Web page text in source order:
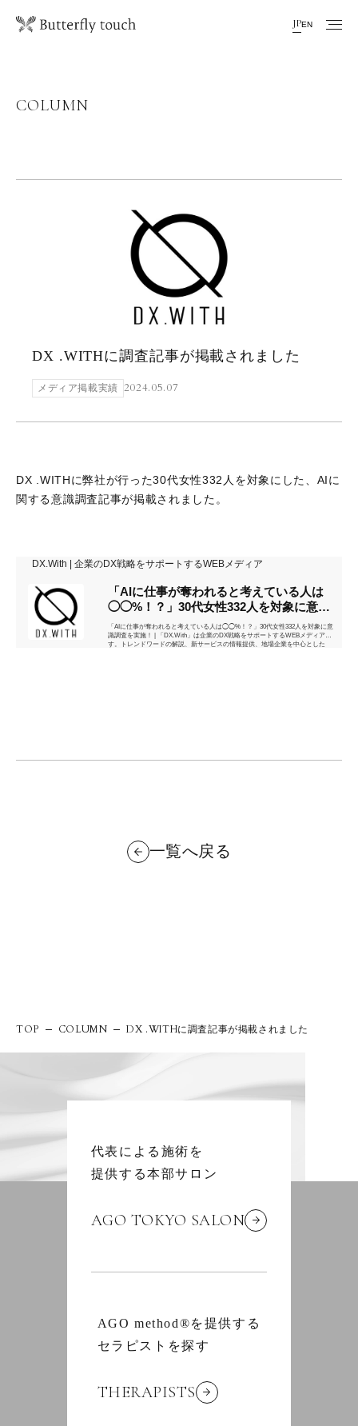
EN
JP
COLUMN
DX .WITHに調査記事が掲載されました
メディア掲載実績 2024.05.07
DX .WITHに弊社が行った30代女性332人を対象にした、AIに
関する意識調査記事が掲載されました。
DX.With | 企業のDX戦略をサポートするWEBメディア
「AIに仕事が奪われると考えている人は
◯◯%！？」30代女性332人を対象に意識
調査を...
「AIに仕事が奪われると考えている人は◯◯%！？」30代女性332人を対象に意
識調査を実施！ | 「DX.With」は企業のDX戦略をサポートするWEBメディアで
す。トレンドワードの解説、新サービスの情報提供、地場企業を中心とした
一覧へ戻る
TOP COLUMN DX .WITHに調査記事が掲載されました
代表による施術を
提供する本部サロン
AGO TOKYO SALON
AGO method®を提供する
セラピストを探す
THERAPISTS